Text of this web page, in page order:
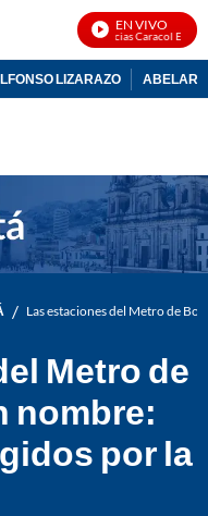
EN VIVO
Noticias Caracol En Vivo
LIZARAZO
/ Las estaciones del Metro de
Metro de
nombre:
por la